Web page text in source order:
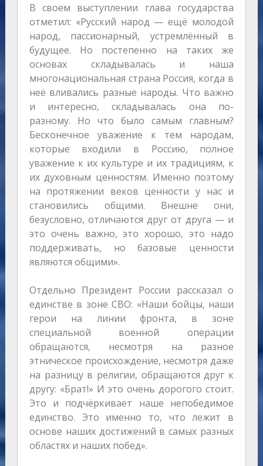
В своем выступлении глава государства
отметил: «Русский народ — ещё молодой
народ, пассионарный, устремлённый в
будущее. Но постепенно на таких же
основах складывалась и наша
многонациональная страна Россия, когда в
неё вливались разные народы. Что важно
и интересно, складывалась она по-
разному. Но что было самым главным?
Бесконечное уважение к тем народам,
которые входили в Россию, полное
уважение к их культуре и их традициям, к
их духовным ценностям. Именно поэтому
на протяжении веков ценности у нас и
становились общими. Внешне они,
безусловно, отличаются друг от друга — и
это очень важно, это хорошо, это надо
поддерживать, но базовые ценности
являются общими».
Отдельно Президент России рассказал о
единстве в зоне СВО: «Наши бойцы, наши
герои на линии фронта, в зоне
специальной военной операции
обращаются, несмотря на разное
этническое происхождение, несмотря даже
на разницу в религии, обращаются друг к
другу: «Брат!» И это очень дорогого стоит.
Это и подчёркивает наше непобедимое
единство. Это именно то, что лежит в
основе наших достижений в самых разных
областях и наших побед».